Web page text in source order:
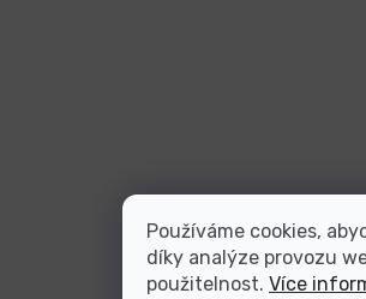
Používáme cookies,
díky analýze provozu
použitelnost. Více